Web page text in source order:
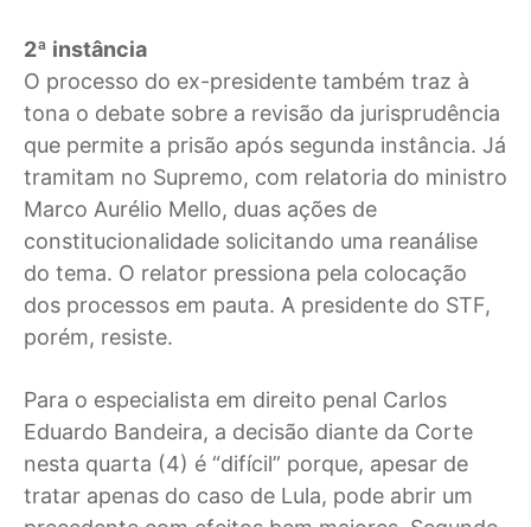
2ª instância
O processo do ex-presidente também traz à
tona o debate sobre a revisão da jurisprudência
que permite a prisão após segunda instância. Já
tramitam no Supremo, com relatoria do ministro
Marco Aurélio Mello, duas ações de
constitucionalidade solicitando uma reanálise
do tema. O relator pressiona pela colocação
dos processos em pauta. A presidente do STF,
porém, resiste.
Para o especialista em direito penal Carlos
Eduardo Bandeira, a decisão diante da Corte
nesta quarta (4) é “difícil” porque, apesar de
tratar apenas do caso de Lula, pode abrir um